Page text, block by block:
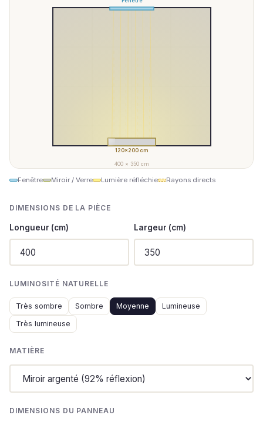
DIMENSIONS DE LA PIÈCE
Longueur (cm) Largeur (cm)
LUMINOSITÉ NATURELLE
Très sombre Sombre Moyenne
Lumineuse
Très lumineuse
MATIÈRE
DIMENSIONS DU PANNEAU
Fenêtre Miroir / Verre Lumière réfléchie Rayons directs